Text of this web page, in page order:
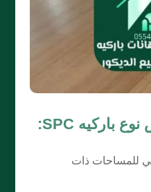
للمساحات ذات